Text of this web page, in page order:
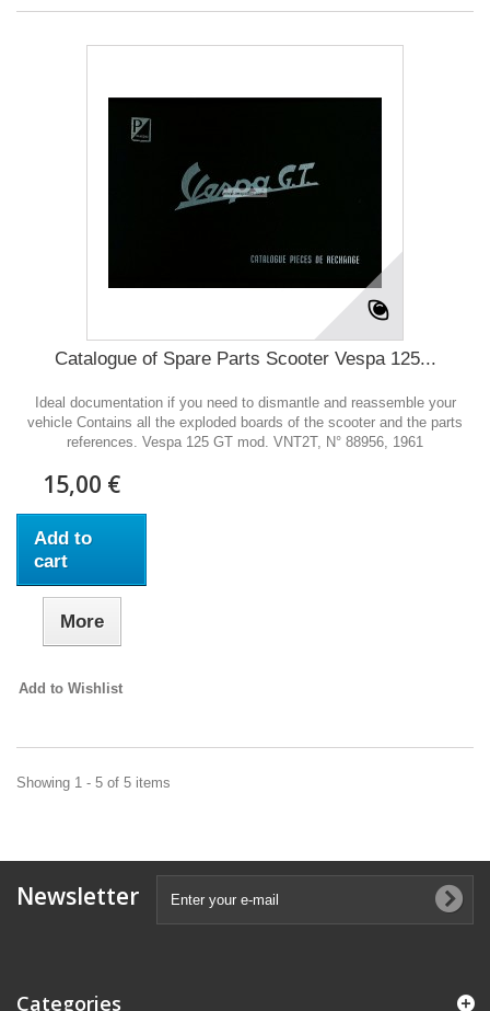
Catalogue of Spare Parts Scooter Vespa 125...
Ideal documentation if you need to dismantle and reassemble your
vehicle Contains all the exploded boards of the scooter and the parts
references. Vespa 125 GT mod. VNT2T, N° 88956, 1961
15,00 €
Add to
cart
More
Add to Wishlist
Showing 1 - 5 of 5 items
Newsletter
Categories